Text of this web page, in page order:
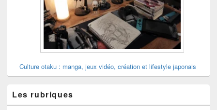
Culture otaku : manga, jeux vidéo, création et lifestyle japonais
Les rubriques